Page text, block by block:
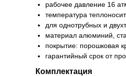
рабочее давление 16
температура
для однотрубных и
материал алюминий,
покрытие: порошковая
гарантийный срок от
Комплектация